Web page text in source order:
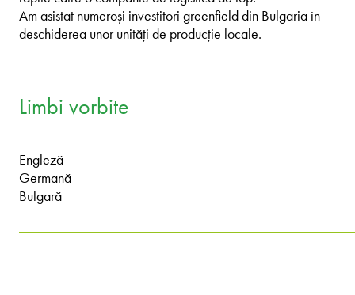
Am asistat numeroși investitori greenfield din Bulgaria în
deschiderea unor unități de producție locale.
Limbi vorbite
Engleză
Germană
Bulgară